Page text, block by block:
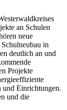
an Schulen
neue
in
deutlich an und
Projekte
und Einrichtungen.
und die